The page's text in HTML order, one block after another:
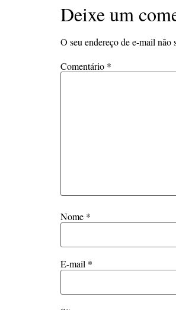
Deixe um
O seu endereço de e-mail não
Comentário *
Nome *
E-mail *